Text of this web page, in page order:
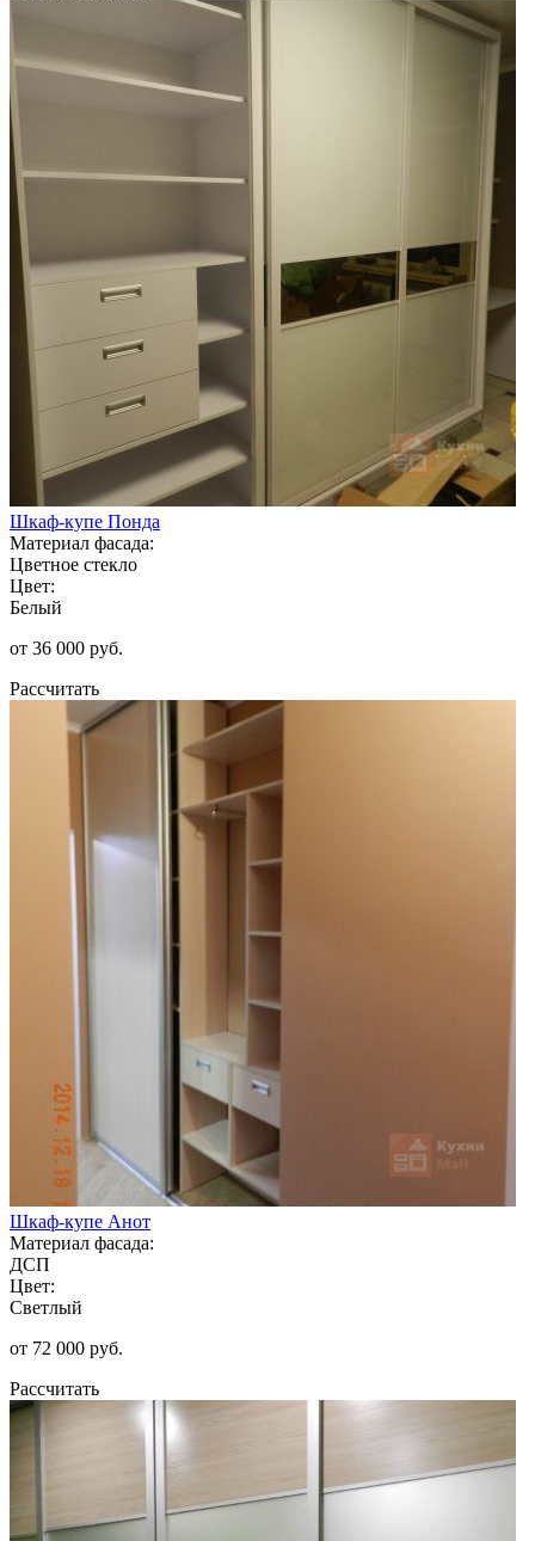
Шкаф-купе Понда
Материал фасада:
Цветное стекло
Цвет:
Белый
от 36 000 руб.
Рассчитать
Шкаф-купе Анот
Материал фасада:
ДСП
Цвет:
Светлый
от 72 000 руб.
Рассчитать